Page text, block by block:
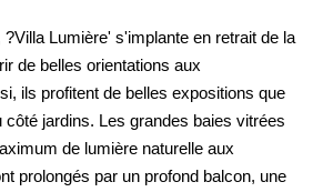
Lumière' s'implante en retrait de la
de belles orientations aux
ils profitent de belles expositions que
côté jardins. Les grandes baies vitrées
de lumière naturelle aux
prolongés par un profond balcon, une